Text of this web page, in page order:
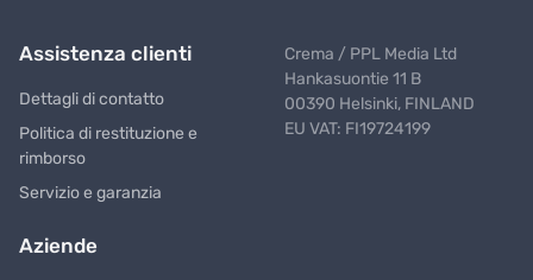
Assistenza clienti
Dettagli di contatto
Politica di restituzione e
rimborso
Servizio e garanzia
Aziende
Crema / PPL Media Ltd
Hankasuontie 11 B
00390 Helsinki, FINLAND
EU VAT: FI19724199